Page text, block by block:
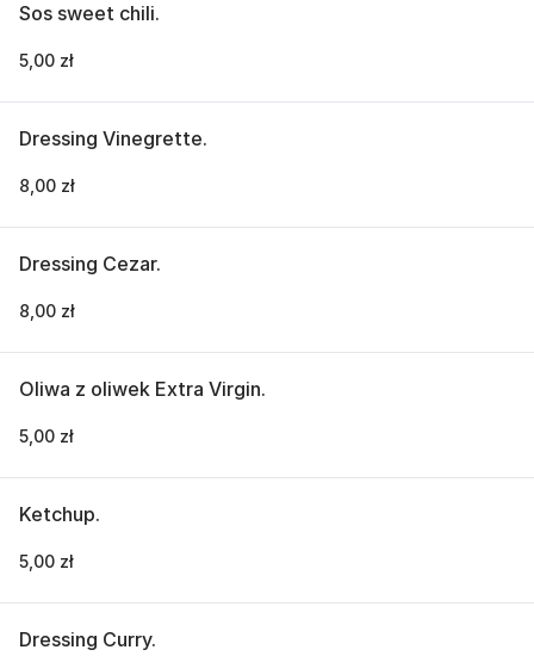
Sos sweet chili.
5,00 zł
Dressing Vinegrette.
8,00 zł
Dressing Cezar.
8,00 zł
Oliwa z oliwek Extra Virgin.
5,00 zł
Ketchup.
5,00 zł
Dressing Curry.